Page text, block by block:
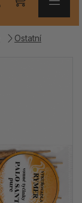
Ostatní